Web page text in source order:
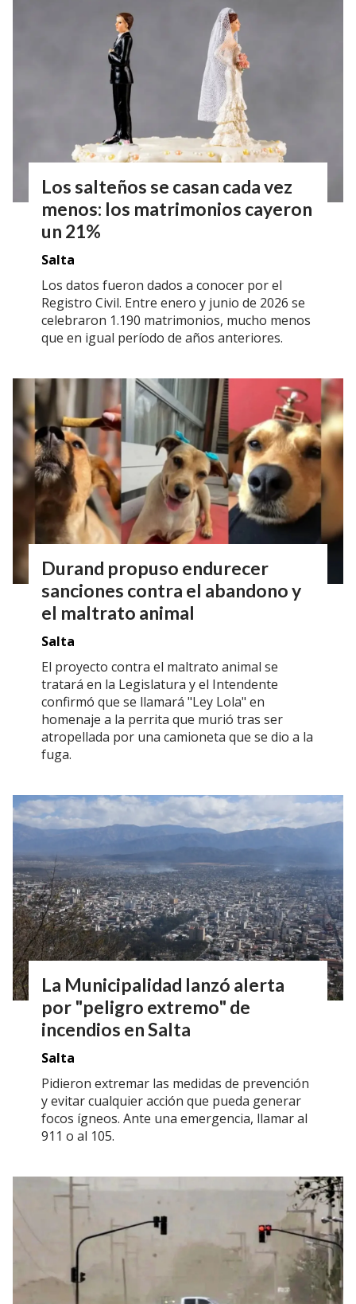
Los salteños se casan cada vez
menos: los matrimonios cayeron
un 21%
Salta
Los datos fueron dados a conocer por el
Registro Civil. Entre enero y junio de 2026 se
celebraron 1.190 matrimonios, mucho menos
que en igual período de años anteriores.
Durand propuso endurecer
sanciones contra el abandono y
el maltrato animal
Salta
El proyecto contra el maltrato animal se
tratará en la Legislatura y el Intendente
confirmó que se llamará "Ley Lola" en
homenaje a la perrita que murió tras ser
atropellada por una camioneta que se dio a la
fuga.
La Municipalidad lanzó alerta
por "peligro extremo" de
incendios en Salta
Salta
Pidieron extremar las medidas de prevención
y evitar cualquier acción que pueda generar
focos ígneos. Ante una emergencia, llamar al
911 o al 105.